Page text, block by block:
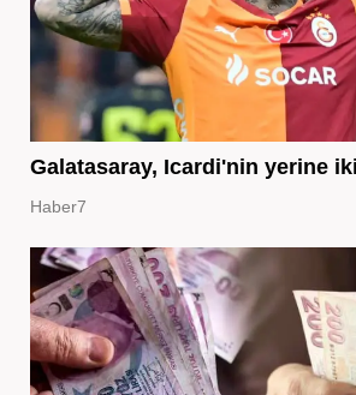
Galatasaray, Icardi'nin yerine
Haber7